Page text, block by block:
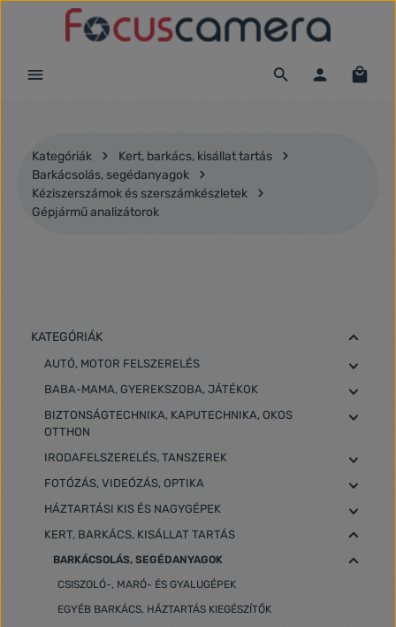
Ugrás a fő tartalomra
Kategóriák
Kert, barkács, kisállat tartás
Barkácsolás, segédanyagok
Kéziszerszámok és szerszámkészletek
Gépjármű analizátorok
KATEGÓRIÁK
AUTÓ, MOTOR FELSZERELÉS
BABA-MAMA, GYEREKSZOBA, JÁTÉKOK
BIZTONSÁGTECHNIKA, KAPUTECHNIKA, OKOS
OTTHON
IRODAFELSZERELÉS, TANSZEREK
FOTÓZÁS, VIDEÓZÁS, OPTIKA
HÁZTARTÁSI KIS ÉS NAGYGÉPEK
KERT, BARKÁCS, KISÁLLAT TARTÁS
BARKÁCSOLÁS, SEGÉDANYAGOK
CSISZOLÓ-, MARÓ- ÉS GYALUGÉPEK
EGYÉB BARKÁCS, HÁZTARTÁS KIEGÉSZÍTŐK